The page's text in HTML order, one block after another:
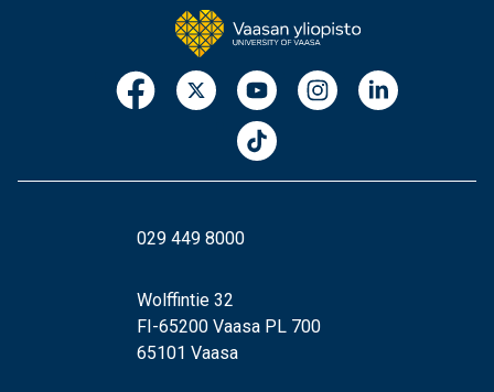
029 449 8000
Wolffintie 32
FI-65200 Vaasa PL 700
65101 Vaasa